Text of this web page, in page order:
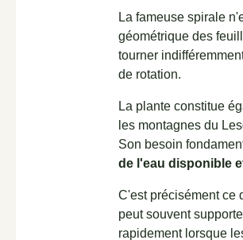
La fameuse spirale
géométrique des
tourner
de rotation.
La plante constitue
les montagnes du
Son besoin
de l'eau disponible
C'est précisément ce
peut souvent
rapidement lorsque